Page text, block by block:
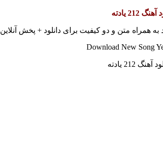
212 یادته
به همراه متن و دو کیفیت برای دانلود + پخش آنلاین
Download New Song